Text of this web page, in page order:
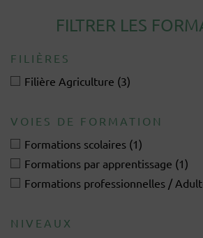
FILTRER LES
FILIÈRES
Filière Agriculture (3)
VOIES DE FORMATION
Formations scolaires (1)
Formations par apprentissage (1)
Formations professionnelles /
NIVEAUX